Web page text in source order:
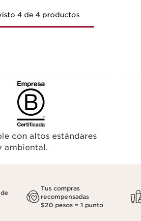
4 de 4 productos
con altos estándares
ambiental.
Tus compras
recompensadas
$20 pesos = 1 punto